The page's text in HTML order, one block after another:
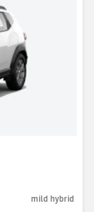
mild hybrid